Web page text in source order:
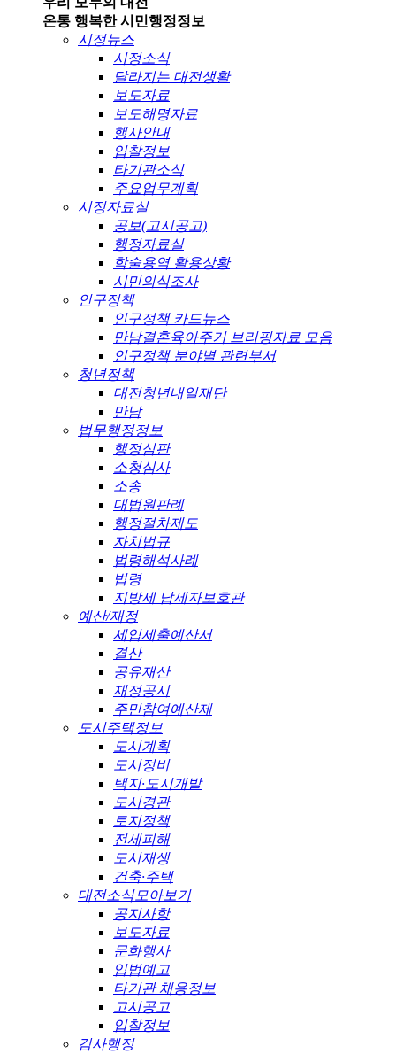
온통 행복한 시민행정정보
시정뉴스
시정소식
달라지는 대전생활
보도자료
보도해명자료
행사안내
입찰정보
타기관소식
주요업무계획
시정자료실
공보(고시공고)
행정자료실
학술용역 활용상황
시민의식조사
인구정책
인구정책 카드뉴스
만남결혼육아주거 브리핑자료 모음
인구정책 분야별 관련부서
청년정책
대전청년내일재단
만남
법무행정정보
행정심판
소청심사
소송
대법원판례
행정절차제도
자치법규
법령해석사례
법령
지방세 납세자보호관
예산/재정
세입세출예산서
결산
공유재산
재정공시
주민참여예산제
도시주택정보
도시계획
도시정비
택지·도시개발
도시경관
토지정책
전세피해
도시재생
건축·주택
대전소식모아보기
공지사항
보도자료
문화행사
입법예고
타기관 채용정보
고시공고
입찰정보
감사행정